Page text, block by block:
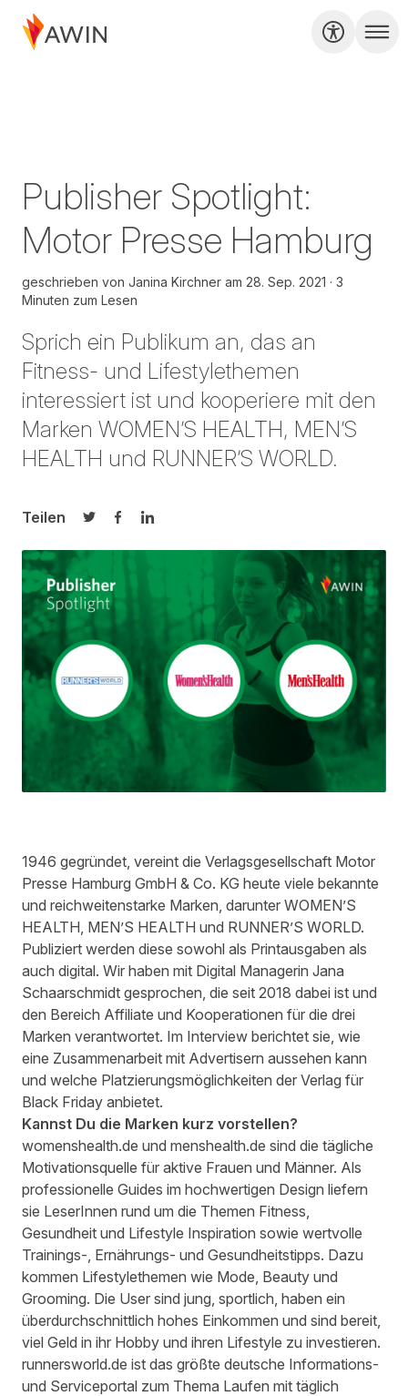
Publisher Spotlight:
Motor Presse Hamburg
geschrieben von Janina Kirchner am 28. Sep. 2021
3
Minuten zum Lesen
Sprich ein Publikum an, das an
Fitness- und Lifestylethemen
interessiert ist und kooperiere mit den
Marken WOMEN’S HEALTH, MEN’S
HEALTH und RUNNER’S WORLD.
Teilen
Auf Twitter teilen
Auf Facebook teilen
Auf LinkedIn teilen
1946 gegründet, vereint die Verlagsgesellschaft Motor
Presse Hamburg GmbH & Co. KG heute viele bekannte
und reichweitenstarke Marken, darunter WOMEN’S
HEALTH, MEN’S HEALTH und RUNNER’S WORLD.
Publiziert werden diese sowohl als Printausgaben als
auch digital. Wir haben mit Digital Managerin Jana
Schaarschmidt gesprochen, die seit 2018 dabei ist und
den Bereich Affiliate und Kooperationen für die drei
Marken verantwortet. Im Interview berichtet sie, wie
eine Zusammenarbeit mit Advertisern aussehen kann
und welche Platzierungsmöglichkeiten der Verlag für
Black Friday anbietet.
Kannst Du die Marken kurz vorstellen?
womenshealth.de und menshealth.de sind die tägliche
Motivationsquelle für aktive Frauen und Männer. Als
professionelle Guides im hochwertigen Design liefern
sie LeserInnen rund um die Themen Fitness,
Gesundheit und Lifestyle Inspiration sowie wertvolle
Trainings-, Ernährungs- und Gesundheitstipps. Dazu
kommen Lifestylethemen wie Mode, Beauty und
Grooming. Die User sind jung, sportlich, haben ein
überdurchschnittlich hohes Einkommen und sind bereit,
viel Geld in ihr Hobby und ihren Lifestyle zu investieren.
runnersworld.de ist das größte deutsche Informations-
und Serviceportal zum Thema Laufen mit täglich